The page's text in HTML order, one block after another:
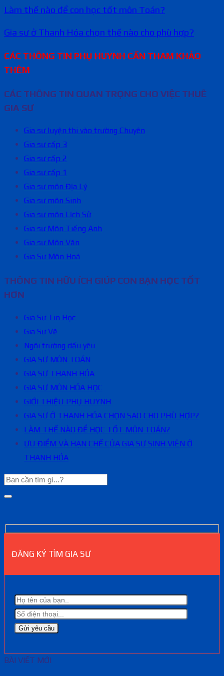
Làm thế nào để con học tốt môn Toán?
Gia sư ở Thanh Hóa chọn thế nào cho phù hợp?
CÁC THÔNG TIN PHỤ HUYNH CẦN THAM KHẢO
THÊM
CÁC THÔNG TIN QUAN TRỌNG CHO VIỆC THUÊ
GIA SƯ
Gia sư luyện thi vào trường Chuyên
Gia sư cấp 3
Gia sư cấp 2
Gia sư cấp 1
Gia sư môn Địa Lý
Gia sư môn Sinh
Gia sư môn Lịch Sử
Gia sư Môn Tiếng Anh
Gia sư Môn Văn
Gia Sư Môn Hoá
THÔNG TIN HỮU ÍCH GIÚP CON BẠN HỌC TỐT
HƠN
Gia Sư Tin Học
Gia Sư Vẽ
Ngôi trường dấu yêu
GIA SƯ MÔN TOÁN
GIA SƯ THANH HÓA
GIA SƯ MÔN HÓA HỌC
GIỚI THIỆU PHỤ HUYNH
GIA SƯ Ở THANH HÓA CHỌN SAO CHO PHÙ HỢP?
LÀM THẾ NÀO ĐỂ HỌC TỐT MÔN TOÁN?
ƯU ĐIỂM VÀ HẠN CHẾ CỦA GIA SƯ SINH VIÊN Ở
THANH HÓA
ĐĂNG KÝ TÌM GIA SƯ
BÀI VIẾT MỚI